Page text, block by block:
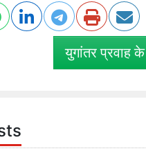
युगांतर प्रवाह के